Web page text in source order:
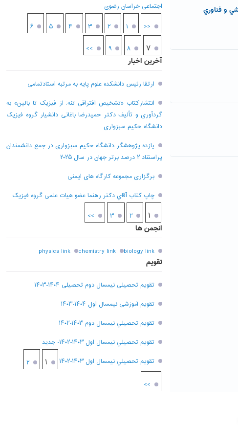
اجتماعی خراسان رضوی
<< ۱ ۲ ۳ ۴ ۵ ۶
۷ ۸ ۹ >>
آخرین اخبار
ارتقا رئیس دانشکده علوم پایه به مرتبه استادتمامی
انتشارکتاب «تشخیص افتراقی تنه: از فیزیک تا بالین» به
گردآوری و تألیف دکتر حمیدرضا باغانی دانشیار گروه فیزیک
دانشگاه حکیم سبزواری
یازده پژوهشگر دانشگاه حکیم سبزواری در جمع دانشمندان
پراستناد ۲ درصد برتر جهان در سال ۲۰۲۵
برگزاری مجموعه کارگاه های ایمنی
چاپ کتاب آقاي دکتر رهنما عضو هیات علمی گروه فیزیک
۱ ۲ ۳ >>
انجمن ها
biology link
chemistry link
physics link
تقویم
تقویم تحصیلی نیمسال دوم تحصیلی ۱۴۰۴-۱۴۰۳
تقویم آموزشی نیمسال اول ۱۴۰۴-۱۴۰۳
تقويم تحصيلي نيمسال دوم ۱۴۰۳-۱۴۰۲
تقويم تحصيلي نيمسال اول ۱۴۰۳-۱۴۰۲- جديد
تقويم تحصيلي نيمسال اول ۱۴۰۳-۱۴۰۲
۱ ۲
>>